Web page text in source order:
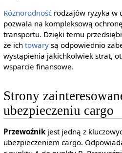
Różnorodnośćrodzajów ryzyka w
pozwala na kompleksową
transportu. Dzięki temu
że ich towarysą odpowiednio
wystąpienia jakichkolwiek strat,
wsparcie finansowe.
Strony
ubezpieczeniu cargo
Przewoźnikjest jedną z
ubezpieczeniem cargo.